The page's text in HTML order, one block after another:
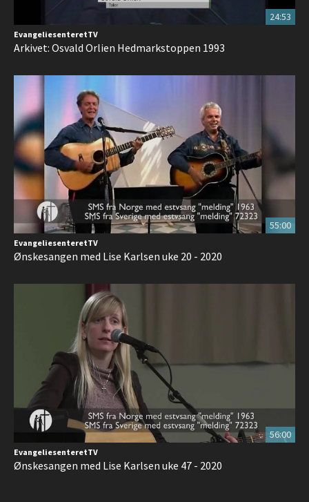
24:53
EvangeliesenteretTV
Arkivet: Osvald Orlien Hedmarkstoppen 1993
55:00
EvangeliesenteretTV
Ønskesangen med Lise Karlsen uke 20 - 2020
56:00
EvangeliesenteretTV
Ønskesangen med Lise Karlsen uke 47 - 2020